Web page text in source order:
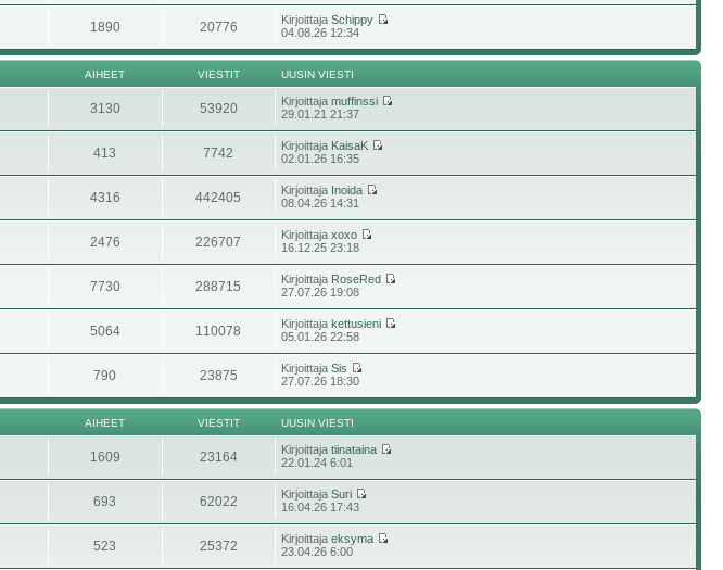
1890 20776 KirjoittajaSchippy
04.08.26 12:34
AIHEET VIESTIT UUSIN VIESTI
3130 53920 Kirjoittajamuffinssi
29.01.21 21:37
413 7742 Kirjoittaja KaisaK
02.01.26 16:35
4316 442405 Kirjoittaja Inoida
08.04.26 14:31
2476 226707 Kirjoittajaxoxo
16.12.25 23:18
7730 288715 Kirjoittaja RoseRed
27.07.26 19:08
5064 110078 Kirjoittajakettusieni
05.01.26 22:58
790 23875 KirjoittajaSis
27.07.26 18:30
AIHEET VIESTIT UUSIN VIESTI
1609 23164 Kirjoittajatiinataina
22.01.24 6:01
693 62022 KirjoittajaSuri
16.04.26 17:43
523 25372 Kirjoittajaeksyma
23.04.26 6:00